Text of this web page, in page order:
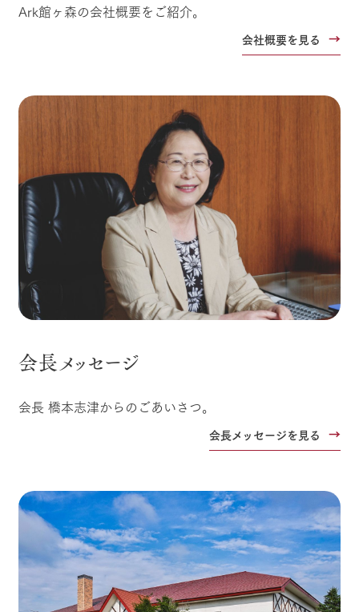
Ark館ヶ森の会社概要をご紹介。
会社概要を見る
会長メッセージ
会長 橋本志津からのごあいさつ。
会長メッセージを見る